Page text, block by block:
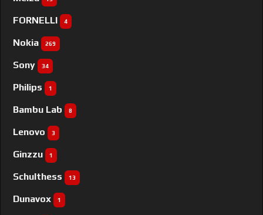
FORNELLI 4
Nokia 269
Sony 34
Philips 1
Bambu Lab 8
Lenovo 3
Ginzzu 1
Schulthess 13
Dunavox 1